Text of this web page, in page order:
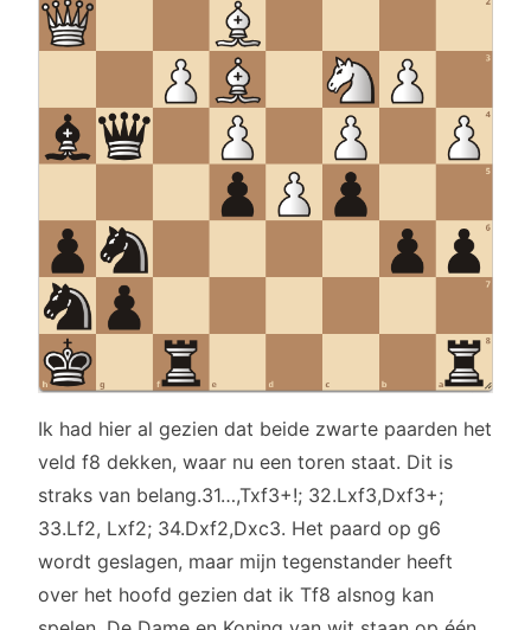
Ik had hier al gezien dat beide zwarte paarden het
veld f8 dekken, waar nu een toren staat. Dit is
straks van belang.31…,Txf3+!; 32.Lxf3,Dxf3+;
33.Lf2, Lxf2; 34.Dxf2,Dxc3. Het paard op g6
wordt geslagen, maar mijn tegenstander heeft
over het hoofd gezien dat ik Tf8 alsnog kan